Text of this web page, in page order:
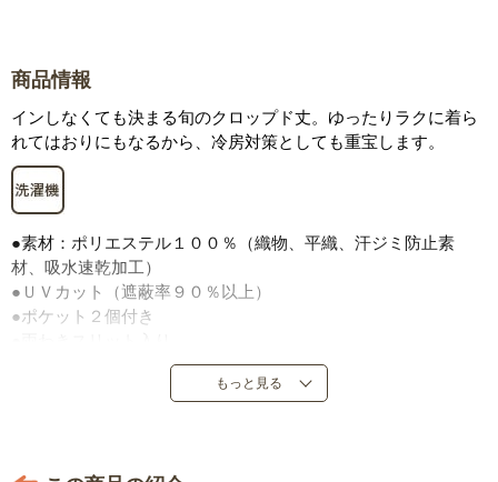
商品情報
インしなくても決まる旬のクロップド丈。ゆったりラクに着ら
れてはおりにもなるから、冷房対策としても重宝します。
●素材：ポリエステル１００％（織物、平織、汗ジミ防止素
材、吸水速乾加工）
●ＵＶカット（遮蔽率９０％以上）
●ポケット２個付き
※写真と柄の出方が多少異なります。
もっと見る